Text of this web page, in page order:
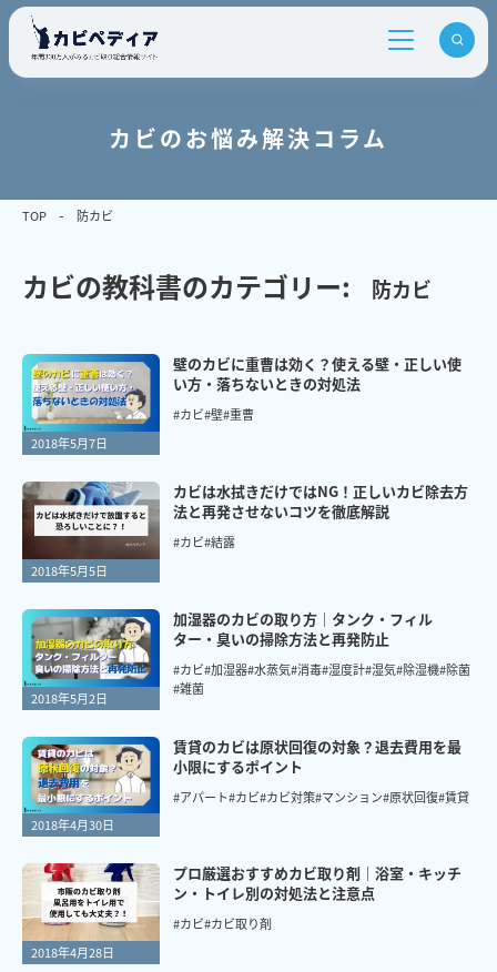
カビのお悩み解決コラム
TOP 防カビ
カビの教科書のカテゴリー: 防カビ
2018年5月7日
壁のカビに重曹は効く？使える壁・正しい使
い方・落ちないときの対処法
#カビ#壁#重曹
2018年5月5日
カビは水拭きだけではNG！正しいカビ除去方
法と再発させないコツを徹底解説
#カビ#結露
2018年5月2日
加湿器のカビの取り方｜タンク・フィル
ター・臭いの掃除方法と再発防止
#カビ#加湿器#水蒸気#消毒#湿度計#湿気#除湿機#除菌
#雑菌
2018年4月30日
賃貸のカビは原状回復の対象？退去費用を最
小限にするポイント
#アパート#カビ#カビ対策#マンション#原状回復#賃貸
2018年4月28日
プロ厳選おすすめカビ取り剤｜浴室・キッチ
ン・トイレ別の対処法と注意点
#カビ#カビ取り剤